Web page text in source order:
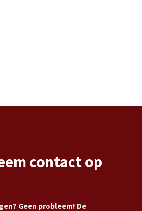
contact op
Geen probleem! De